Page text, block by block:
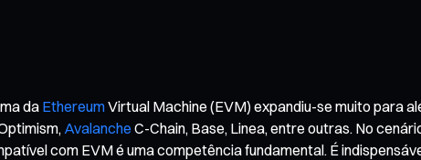
da EthereumVirtual Machine (EVM) expandiu-se muito para
Avalanche C-Chain, Base, Linea, entre outras. No
com EVM é uma competência fundamental. É